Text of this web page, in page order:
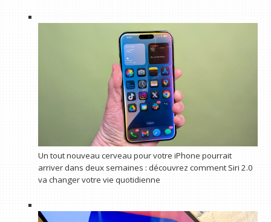
Un tout nouveau cerveau pour votre iPhone pourrait
arriver dans deux semaines : découvrez comment Siri 2.0
va changer votre vie quotidienne